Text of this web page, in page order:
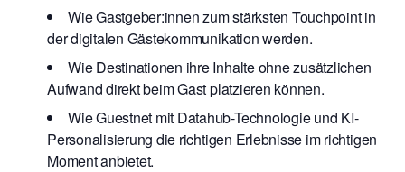
Wie Gastgeber:innen zum stärksten Touchpoint in
der digitalen Gästekommunikation werden.
Wie Destinationen ihre Inhalte ohne zusätzlichen
Aufwand direkt beim Gast platzieren können.
Wie Guestnet mit Datahub-Technologie und KI-
Personalisierung die richtigen Erlebnisse im richtigen
Moment anbietet.